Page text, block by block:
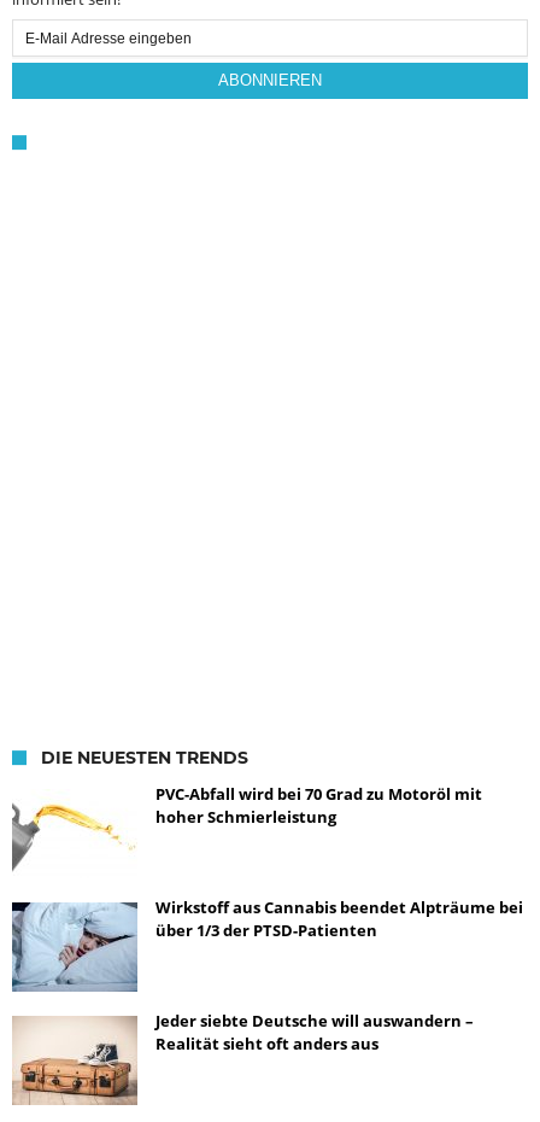
Email
Subscription
ABONNIEREN
DIE NEUESTEN TRENDS
PVC-Abfall wird bei 70 Grad zu Motoröl mit
hoher Schmierleistung
Wirkstoff aus Cannabis beendet Alpträume bei
über 1/3 der PTSD-Patienten
Jeder siebte Deutsche will auswandern –
Realität sieht oft anders aus